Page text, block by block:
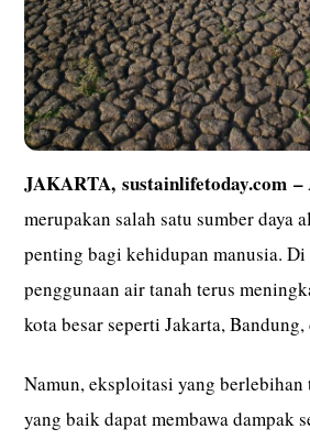
JAKARTA,sustainlifetoday.com –
merupakan salah satu sumber daya
penting bagi kehidupan manusia.
penggunaan air tanah terus
kota besar seperti Jakarta, Bandung,
Namun, eksploitasi yang berlebihan
yang baik dapat membawa dampak